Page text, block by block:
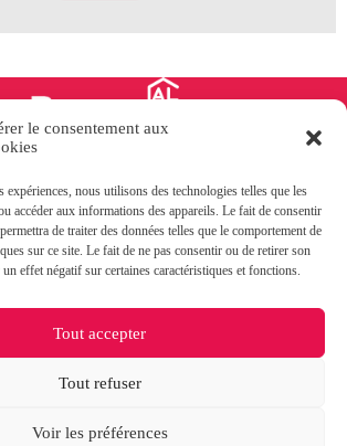
le consentement aux
nous utilisons des technologies telles que les
accéder aux informations des appareils. Le fait de consentir
de traiter des données telles que le comportement de
sur ce site. Le fait de ne pas consentir ou de retirer son
effet négatif sur certaines caractéristiques et fonctions.
Tout accepter
Tout refuser
Voir les préférences
boulevard des Talards
SAINT-MALO
02 99 40 02 20
Paiement en ligne
FAQ
Documentation
Mentions légales
Conditions générales